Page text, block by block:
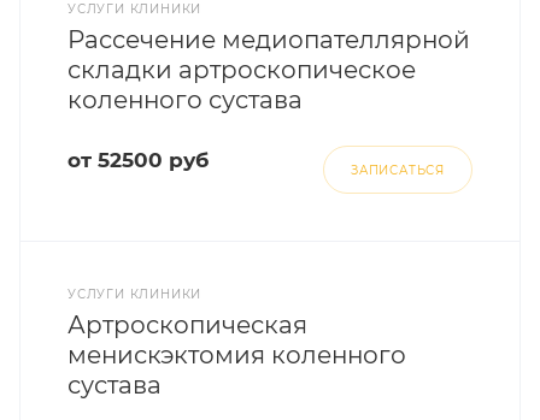
УСЛУГИ КЛИНИКИ
Рассечение медиопателлярной
складки артроскопическое
коленного сустава
от 52500 руб ЗАПИСАТЬСЯ
УСЛУГИ КЛИНИКИ
Артроскопическая
менискэктомия коленного
сустава